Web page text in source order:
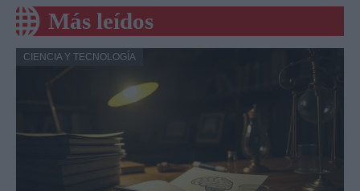
Más leídos
CIENCIA Y TECNOLOGÍA